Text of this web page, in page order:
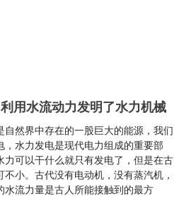
用水流动力发明了水力机械
自然界中存在的一股巨大的能源，我们
，水力发电是现代电力组成的重要部
力可以干什么就只有发电了，但是在古
小。古代没有电动机，没有蒸汽机，
水流力量是古人所能接触到的最方